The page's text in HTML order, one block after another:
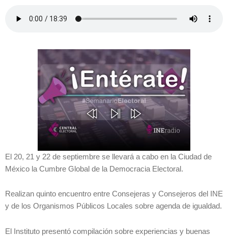
El 20, 21 y 22 de septiembre se llevará a cabo en la Ciudad de
México la Cumbre Global de la Democracia Electoral.
Realizan quinto encuentro entre Consejeras y Consejeros del INE
y de los Organismos Públicos Locales sobre agenda de igualdad.
El Instituto presentó compilación sobre experiencias y buenas